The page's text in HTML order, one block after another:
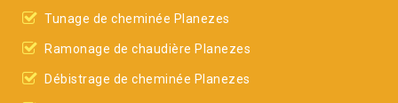
Tunage de cheminée Planezes
Ramonage de chaudière Planezes
Débistrage de cheminée Planezes